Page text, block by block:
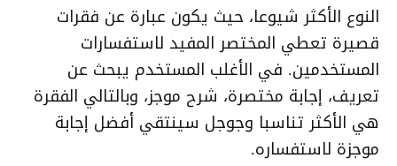
النوع الأكثر شيوعا، حيث يكون عبارة عن فقرات
قصيرة تعطي المختصر المفيد لاستفسارات
المستخدمين. في الأغلب المستخدم يبحث عن
تعريف، إجابة مختصرة، شرح موجز، وبالتالي الفقرة
هي الأكثر تناسبا وجوجل سينتقي أفضل إجابة
موجزة لاستفساره.